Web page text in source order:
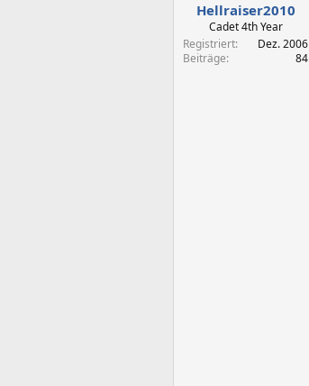
Hellraiser2010
Cadet 4th Year
Registriert
Dez. 2006
Beiträge
84